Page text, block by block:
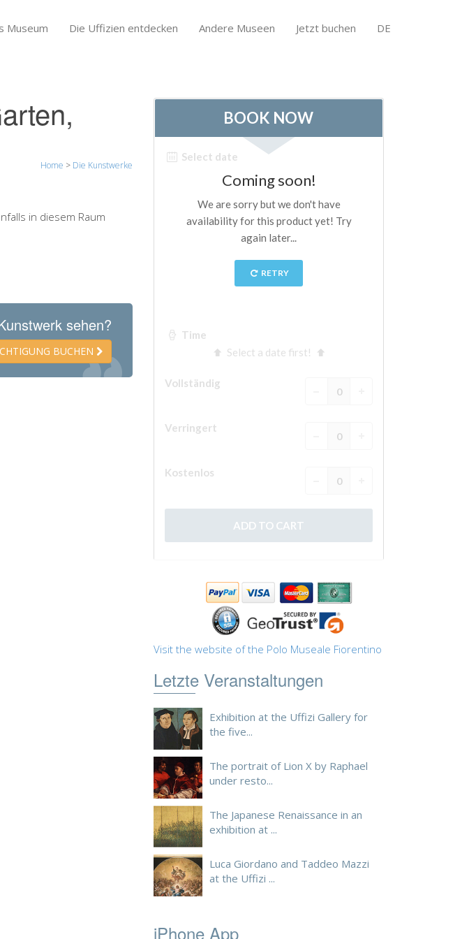
Museum Die Uffizien entdecken Andere Museen Jetzt buchen DE
Home > Die Kunstwerke
in diesem Raum
sehen?
BUCHEN
Visit the website of the Polo Museale Fiorentino
Letzte Veranstaltungen
Exhibition at the Uffizi Gallery for
the five...
The portrait of Lion X by Raphael
under resto...
The Japanese Renaissance in an
exhibition at ...
Luca Giordano and Taddeo Mazzi
at the Uffizi ...
iPhone App